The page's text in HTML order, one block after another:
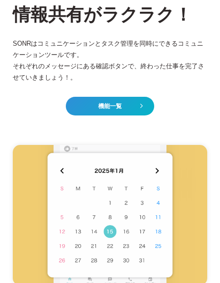
情報共有がラクラク！
SONRはコミュニケーションとタスク管理を同時にできるコミュニ
ケーションツールです。
それぞれのメッセージにある確認ボタンで、終わった仕事を完了さ
せていきましょう！。
機能一覧